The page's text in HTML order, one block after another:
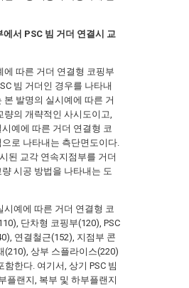
서 PSC 빔 거더 연결시 교
에 따른 거더 연결형 코핑부
빔 거더인 경우를 나타내
본 발명의 실시예에 따른 거
량의 개략적인 사시도이고,
예에 따른 거더 연결형 코
로 나타내는 측단면도이다.
된 교각 연속지점부를 거더
시공 방법을 나타내는 도
시예에 따른 거더 연결형 코
단차형 코핑부(120), PSC
연결철근(152), 지점부 콘
(210), 상부 스플라이스(220)
한다. 여기서, 상기 PSC 빔
플랜지, 복부 및 하부플랜지